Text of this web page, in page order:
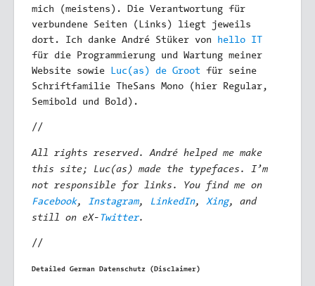
mich (meistens). Die Verantwortung für
verbundene Seiten (Links) liegt jeweils
dort. Ich danke André Stüker von hello IT
für die Programmierung und Wartung meiner
Website sowie Luc(as) de Groot für seine
Schriftfamilie TheSans Mono (hier Regular,
Semibold und Bold).
//
All rights reserved. André helped me make
this site; Luc(as) made the typefaces. I’m
not responsible for links. You find me on
Facebook, Instagram, LinkedIn, Xing, and
still on eX- Twitter.
//
Detailed German Datenschutz (Disclaimer)